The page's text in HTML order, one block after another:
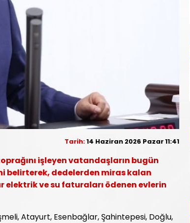
Tarih:14 Haziran 2026 Pazar 11:41
işleyen vatandaşların bugün
belirterek, dedelerden miras kalan
elektrik ve su faturaları ödenen evlerin
Atayurt, Esenbağlar, Şahintepesi, Doğlu,